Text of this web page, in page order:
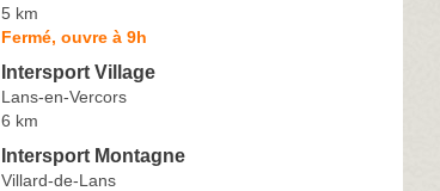
5 km
Fermé, ouvre à 9h
Intersport Village
Lans-en-Vercors
6 km
Intersport Montagne
Villard-de-Lans